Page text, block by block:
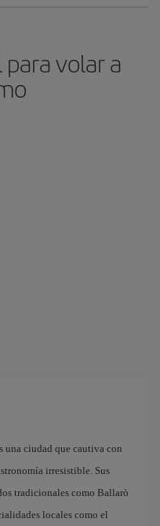
volar a
una ciudad que cautiva con
irresistible. Sus
tradicionales como Ballarò
locales como el